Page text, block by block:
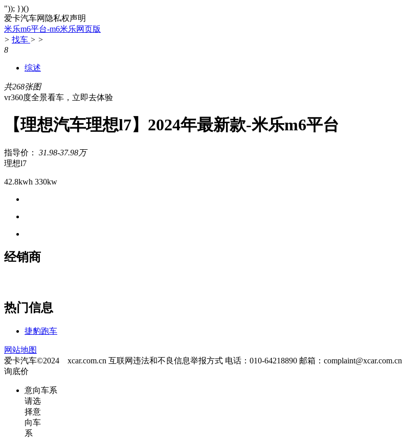
")); })()
爱卡汽车网隐私权声明
米乐m6平台-m6米乐网页版
> 找车 > >
8
综述
共268张图
vr360度全景看车，立即去体验
【理想汽车理想l7】2024年最新款-米乐m6平台
指导价： 31.98-37.98万
理想l7
42.8kwh 330kw
经销商
热门信息
捷豹跑车
网站地图
爱卡汽车©2024 xcar.com.cn 互联网违法和不良信息举报方式 电话：010-64218890 邮箱： complaint@xcar.com.cn
询底价
意向车系
请选
择意
向车
系